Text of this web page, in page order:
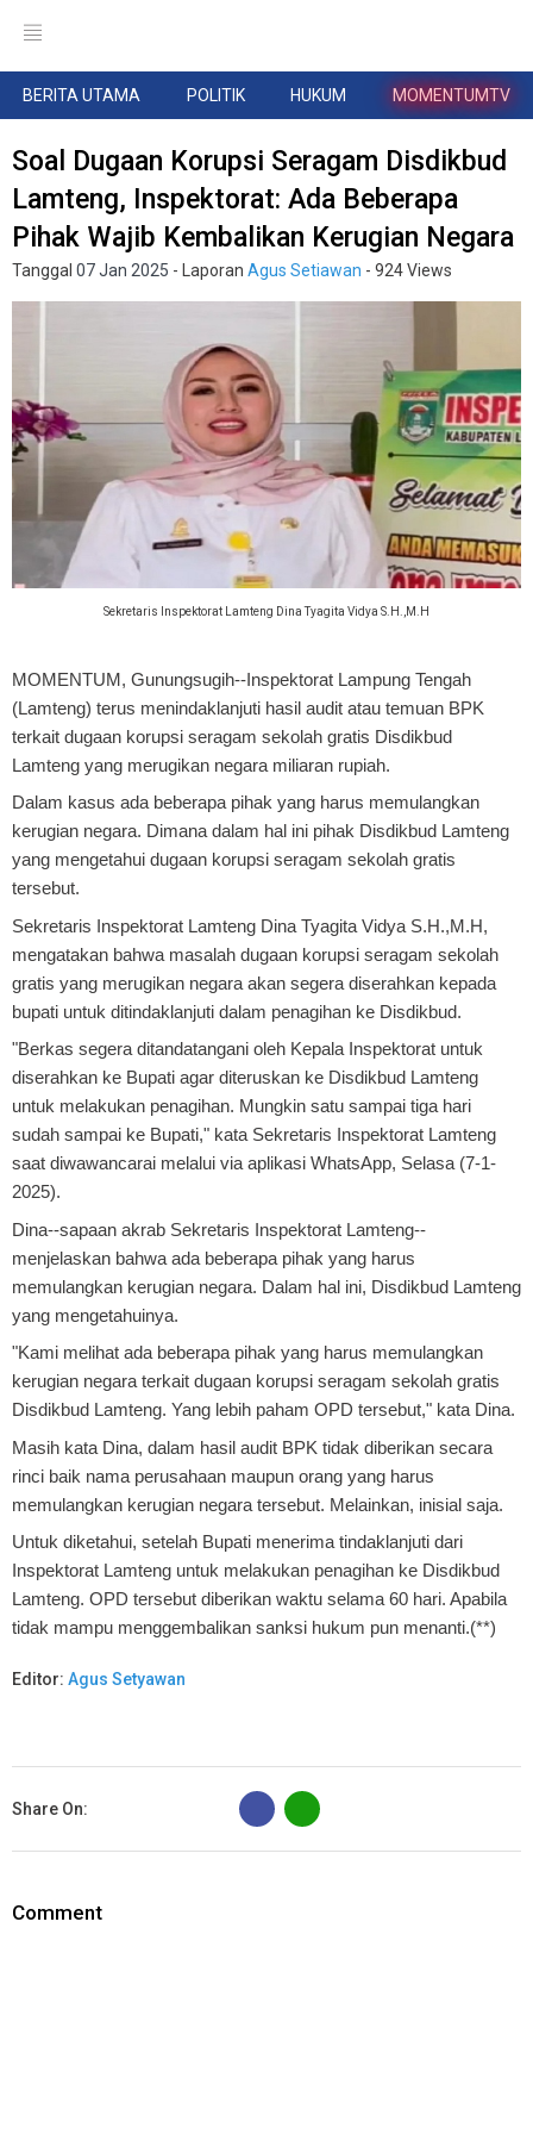
BERITA UTAMA POLITIK HUKUM MOMENTUMTV
Soal Dugaan Korupsi Seragam Disdikbud
Lamteng, Inspektorat: Ada Beberapa
Pihak Wajib Kembalikan Kerugian Negara
Tanggal 07 Jan 2025 - Laporan Agus Setiawan - 924 Views
Sekretaris Inspektorat Lamteng Dina Tyagita Vidya S.H.,M.H
MOMENTUM, Gunungsugih--Inspektorat Lampung Tengah
(Lamteng) terus menindaklanjuti hasil audit atau temuan BPK
terkait dugaan korupsi seragam sekolah gratis Disdikbud
Lamteng yang merugikan negara miliaran rupiah.
Dalam kasus ada beberapa pihak yang harus memulangkan
kerugian negara. Dimana dalam hal ini pihak Disdikbud Lamteng
yang mengetahui dugaan korupsi seragam sekolah gratis
tersebut.
Sekretaris Inspektorat Lamteng Dina Tyagita Vidya S.H.,M.H,
mengatakan bahwa masalah dugaan korupsi seragam sekolah
gratis yang merugikan negara akan segera diserahkan kepada
bupati untuk ditindaklanjuti dalam penagihan ke Disdikbud.
"Berkas segera ditandatangani oleh Kepala Inspektorat untuk
diserahkan ke Bupati agar diteruskan ke Disdikbud Lamteng
untuk melakukan penagihan. Mungkin satu sampai tiga hari
sudah sampai ke Bupati," kata Sekretaris Inspektorat Lamteng
saat diwawancarai melalui via aplikasi WhatsApp, Selasa (7-1-
2025).
Dina--sapaan akrab Sekretaris Inspektorat Lamteng--
menjelaskan bahwa ada beberapa pihak yang harus
memulangkan kerugian negara. Dalam hal ini, Disdikbud Lamteng
yang mengetahuinya.
"Kami melihat ada beberapa pihak yang harus memulangkan
kerugian negara terkait dugaan korupsi seragam sekolah gratis
Disdikbud Lamteng. Yang lebih paham OPD tersebut," kata Dina.
Masih kata Dina, dalam hasil audit BPK tidak diberikan secara
rinci baik nama perusahaan maupun orang yang harus
memulangkan kerugian negara tersebut. Melainkan, inisial saja.
Untuk diketahui, setelah Bupati menerima tindaklanjuti dari
Inspektorat Lamteng untuk melakukan penagihan ke Disdikbud
Lamteng. OPD tersebut diberikan waktu selama 60 hari. Apabila
tidak mampu menggembalikan sanksi hukum pun menanti.(**)
Editor: Agus Setyawan
Share On:
B
Comment